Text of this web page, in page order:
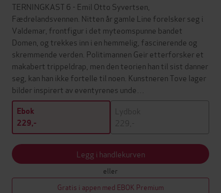
TERNINGKAST 6 - Emil Otto Syvertsen,
Fædrelandsvennen. Nitten år gamle Line forelsker seg i
Valdemar, frontfigur i det myteomspunne bandet
Domen, og trekkes inn i en hemmelig, fascinerende og
skremmende verden. Politimannen Geir etterforsker et
makabert trippeldrap, men den teorien han til sist danner
seg, kan han ikke fortelle til noen. Kunstneren Tove lager
bilder inspirert av eventyrenes unde…
Ebok
229,-
Lydbok
229,-
Legg i handlekurven
eller
Gratis i appen med EBOK Premium